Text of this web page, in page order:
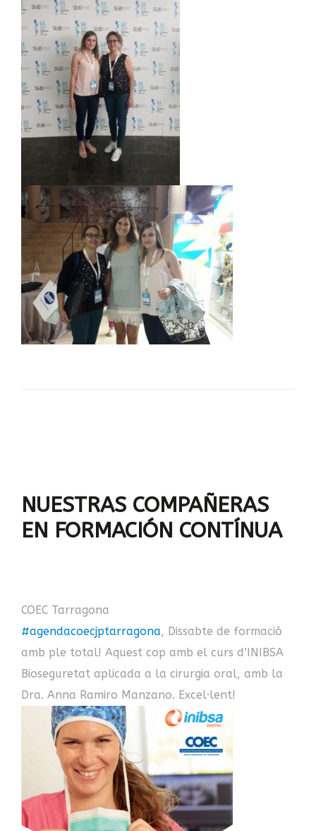
NUESTRAS COMPAÑERAS
EN FORMACIÓN CONTÍNUA
COEC Tarragona
#agendacoecjptarragona, Dissabte de formació
amb ple total! Aquest cop amb el curs d’INIBSA
Bioseguretat aplicada a la cirurgia oral, amb la
Dra. Anna Ramiro Manzano. Excel·lent!